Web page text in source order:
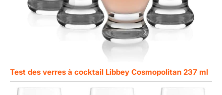
Test des verres à cocktail Libbey Cosmopolitan 237 ml